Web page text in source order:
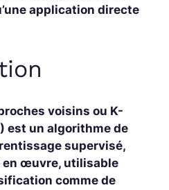
application directe
voisins ou K-
est un algorithme de
supervisé,
en œuvre, utilisable
comme de